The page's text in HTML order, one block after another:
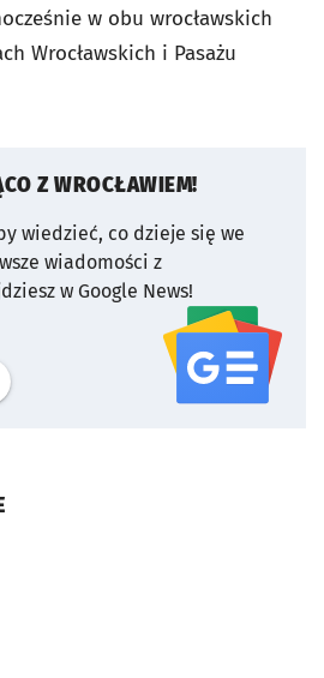
w obu wrocławskich
Wrocławskich i Pasażu
Z WROCŁAWIEM!
wiedzieć, co dzieje się we
wiadomości z
w Google News!
serwisu